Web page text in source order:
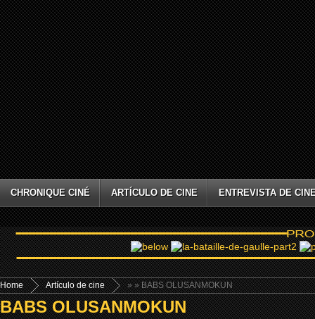
CHRONIQUE CINÉ ARTÍCULO DE CINE ENTREVISTA DE
Home »
Artículo de cine » BABS OLUSANMOKUN
BABS OLUSANMOKUN